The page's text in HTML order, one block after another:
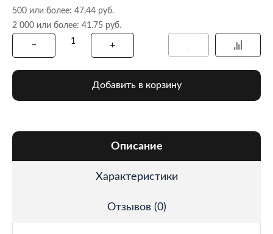
500 или более: 47.44 руб.
2 000 или более: 41.75 руб.
Добавить в корзину
Описание
Характеристики
Отзывов (0)